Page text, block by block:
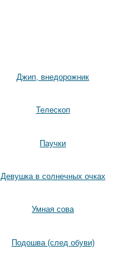
Джип, внедорожник
Телескоп
Паучки
Девушка в солнечных очках
Умная сова
Подошва (след обуви)